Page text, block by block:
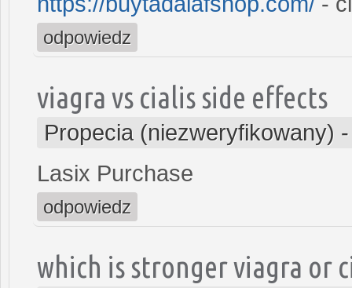
odpowiedz
viagra vs cialis side effects
Propecia (niezweryfikowany)
Lasix Purchase
odpowiedz
which is stronger viagra or